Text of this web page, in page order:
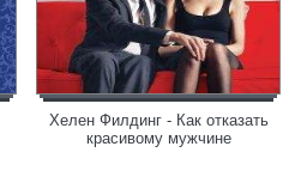
Хелен Филдинг - Как отказать
красивому мужчине